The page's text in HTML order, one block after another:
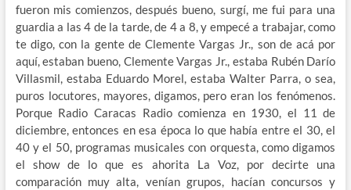
fueron mis comienzos, después bueno, surgí, me fui para una
guardia a las 4 de la tarde, de 4 a 8, y empecé a trabajar, como
te digo, con la gente de Clemente Vargas Jr., son de acá por
aquí, estaban bueno, Clemente Vargas Jr., estaba Rubén Darío
Villasmil, estaba Eduardo Morel, estaba Walter Parra, o sea,
puros locutores, mayores, digamos, pero eran los fenómenos.
Porque Radio Caracas Radio comienza en 1930, el 11 de
diciembre, entonces en esa época lo que había entre el 30, el
40 y el 50, programas musicales con orquesta, como digamos
el show de lo que es ahorita La Voz, por decirte una
comparación muy alta, venían grupos, hacían concursos y